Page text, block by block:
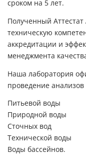
сроком на 5 лет.
Полученный
техническую
аккредитации и
менеджмента
Наша лаборатория
проведение
Питьевой воды
Природной воды
Сточных вод
Технической воды
Воды бассейнов.